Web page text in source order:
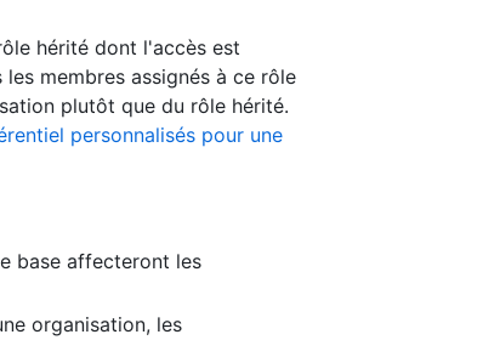
hérité dont l'accès est
membres assignés à ce rôle
plutôt que du rôle hérité.
personnalisés pour une
base affecteront les
organisation, les